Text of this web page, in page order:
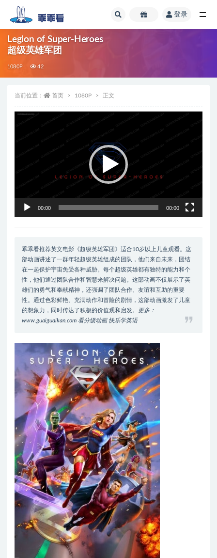
登录
Legion of Super-Heroes
超级英雄军团
1080P 42
当前位置： 首页 1080P 正文
视
00:00 00:00
乖乖看推荐英文电影《超级英雄军团》适合10岁以上儿童观看。这
部动画讲述了一群年轻超级英雄组成的团队，他们来自未来，团结
在一起保护宇宙免受各种威胁。每个超级英雄都有独特的能力和个
性，他们通过团队合作和智慧来解决问题。这部动画不仅展示了英
雄们的勇气和奉献精神，还强调了团队合作、友谊和互助的重要
性。通过色彩鲜艳、充满动作和冒险的剧情，这部动画激发了儿童
的想象力，同时传达了积极的价值观和启发。
更多：
www.guaiguaikan.com 看分级动画 快乐学英语